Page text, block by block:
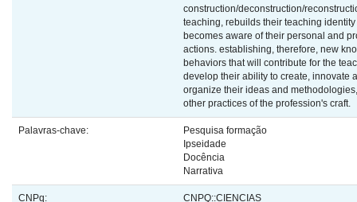
construction/deconstruction/
teaching, rebuilds their teaching
becomes aware of their personal and
actions. establishing, therefore, new
behaviors that will contribute for the
develop their ability to create, innovate
organize their ideas and
other practices of the profession's craft.
Palavras-chave:
Pesquisa formação
Ipseidade
Docência
Narrativa
CNPq:
CNPQ::CIENCIAS